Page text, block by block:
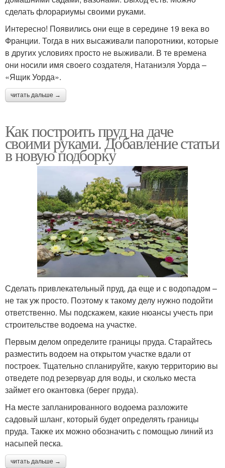
сделать флорариумы своими руками.
Интересно! Появились они еще в середине 19 века во
Франции. Тогда в них высаживали папоротники, которые
в других условиях просто не выживали. В те времена
они носили имя своего создателя, Натаниэля Уорда –
«Ящик Уорда».
читать дальше →
Как построить пруд на даче
своими руками. Добавление статьи
в новую подборку
Сделать привлекательный пруд, да еще и с водопадом –
не так уж просто. Поэтому к такому делу нужно подойти
ответственно. Мы подскажем, какие нюансы учесть при
строительстве водоема на участке.
Первым делом определите границы пруда. Старайтесь
разместить водоем на открытом участке вдали от
построек. Тщательно спланируйте, какую территорию вы
отведете под резервуар для воды, и сколько места
займет его окантовка (берег пруда).
На месте запланированного водоема разложите
садовый шланг, который будет определять границы
пруда. Также их можно обозначить с помощью линий из
насыпей песка.
читать дальше →